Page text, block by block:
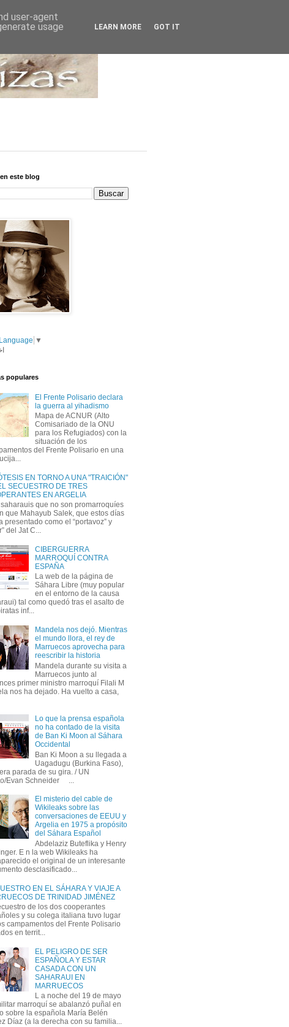
este blog
▼
populares
El Frente Polisario declara
la guerra al yihadismo
Mapa de ACNUR (Alto
Comisariado de la ONU
para los Refugiados) con la
situación de los
del Frente Polisario en una
EN TORNO A UNA "TRAICIÓN"
SECUESTRO DE TRES
EN ARGELIA
saharauis que no son promarroquíes
que Mahayub Salek, que estos días
presentado como el “portavoz” y
del Jat C...
CIBERGUERRA
MARROQUÍ CONTRA
ESPAÑA
La web de la página de
Sáhara Libre (muy popular
en el entorno de la causa
tal como quedó tras el asalto de
inf...
Mandela nos dejó. Mientras
el mundo llora, el rey de
Marruecos aprovecha para
reescribir la historia
Mandela durante su visita a
Marruecos junto al
primer ministro marroquí Filali M
nos ha dejado. Ha vuelto a casa,
Lo que la prensa española
no ha contado de la visita
de Ban Ki Moon al Sáhara
Occidental
Ban Ki Moon a su llegada a
Uagadugu (Burkina Faso),
parada de su gira. / UN
Evan Schneider ...
El misterio del cable de
Wikileaks sobre las
conversaciones de EEUU y
Argelia en 1975 a propósito
del Sáhara Español
Abdelaziz Buteflika y Henry
E n la web Wikileaks ha
el original de un interesante
desclasificado...
EN EL SÁHARA Y VIAJE A
DE TRINIDAD JIMÉNEZ
de los dos cooperantes
y su colega italiana tuvo lugar
campamentos del Frente Polisario
en territ...
EL PELIGRO DE SER
ESPAÑOLA Y ESTAR
CASADA CON UN
SAHARAUI EN
MARRUECOS
L a noche del 19 de mayo
marroquí se abalanzó puñal en
sobre la española María Belén
Díaz (a la derecha con su familia...
user-agent
usage
LEARN MORE GOT IT